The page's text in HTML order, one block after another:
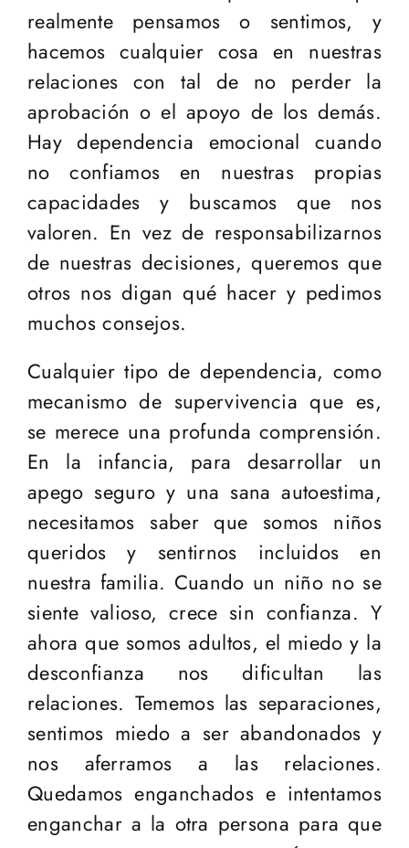
realmente pensamos o sentimos, y
hacemos cualquier cosa en nuestras
relaciones con tal de no perder la
aprobación o el apoyo de los demás.
Hay dependencia emocional cuando
no confiamos en nuestras propias
capacidades y buscamos que nos
valoren. En vez de responsabilizarnos
de nuestras decisiones, queremos que
otros nos digan qué hacer y pedimos
muchos consejos.
Cualquier tipo de dependencia, como
mecanismo de supervivencia que es,
se merece una profunda comprensión.
En la infancia, para desarrollar un
apego seguro y una sana autoestima,
necesitamos saber que somos niños
queridos y sentirnos incluidos en
nuestra familia. Cuando un niño no se
siente valioso, crece sin confianza. Y
ahora que somos adultos, el miedo y la
desconfianza nos dificultan las
relaciones. Tememos las separaciones,
sentimos miedo a ser abandonados y
nos aferramos a las relaciones.
Quedamos enganchados e intentamos
enganchar a la otra persona para que